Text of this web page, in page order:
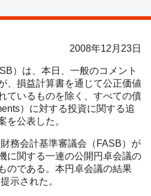
JPEN
2008年12月23日
）は、本日、一般のコメント
、損益計算書を通じて公正価値
ているものを除く、すべての債
）に対する投資に関する追
を公表した。
務会計基準審議会（FASB）が
に関する一連の公開円卓会議の
のである。本円卓会議の結果
示された。